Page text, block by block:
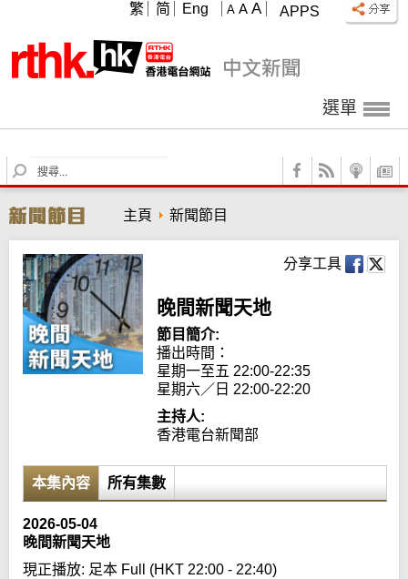
APPS
A A A
繁 简 Eng
選單
S
e
r
c
h
主頁 新聞節目
分享工具
晚間新聞天地
節目簡介:
播出時間：
星期一至五 22:00-22:35
星期六／日 22:00-22:20
主持人:
香港電台新聞部
本集內容 所有集數
2026-05-04
晚間新聞天地
現正播放: 足本 Full (HKT 22:00 - 22:40)